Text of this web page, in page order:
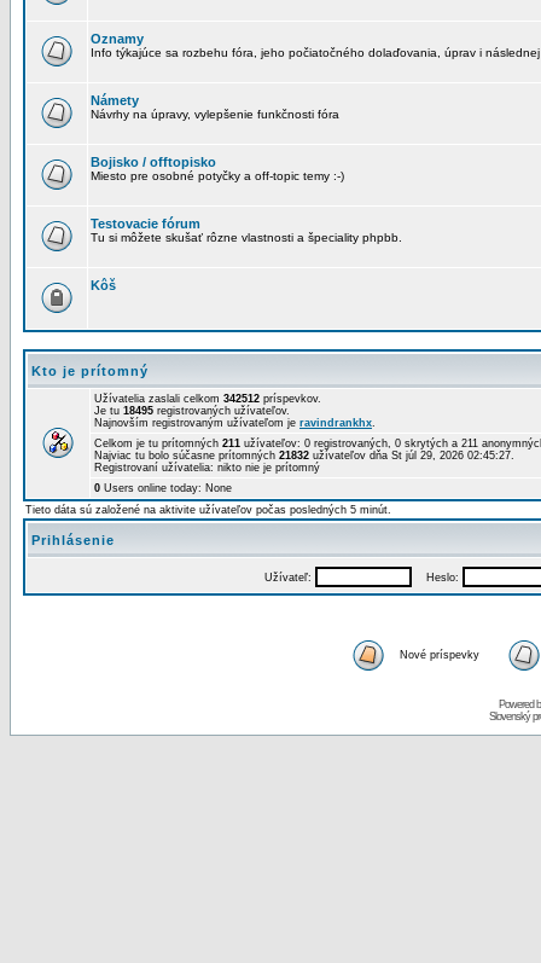
Oznamy
Info týkajúce sa rozbehu fóra, jeho počiatočného dolaďovania, úprav i
Námety
Návrhy na úpravy, vylepšenie funkčnosti fóra
Bojisko / offtopisko
Miesto pre osobné potyčky a off-topic temy :-)
Testovacie fórum
Tu si môžete skušať rôzne vlastnosti a špeciality phpbb.
Kôš
Kto je prítomný
Užívatelia zaslali celkom 342512 príspevkov.
Je tu 18495 registrovaných užívateľov.
Najnovším registrovaným užívateľom je ravindrankhx.
Celkom je tu prítomných 211 užívateľov: 0 registrovaných, 0 skrytých a 211
Najviac tu bolo súčasne prítomných 21832 užívateľov dňa St júl 29, 2026 02:45:27.
Registrovaní užívatelia: nikto nie je prítomný
0 Users online today: None
Tieto dáta sú založené na aktivite užívateľov počas posledných 5 minút.
Prihlásenie
Užívateľ: Heslo:
Nové príspevky
Powered
Slovenský